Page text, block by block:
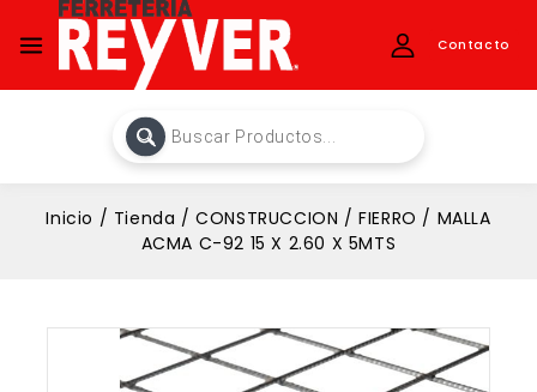
Contacto
Inicio / Tienda / CONSTRUCCION / FIERRO / MALLA
ACMA C-92 15 X 2.60 X 5MTS